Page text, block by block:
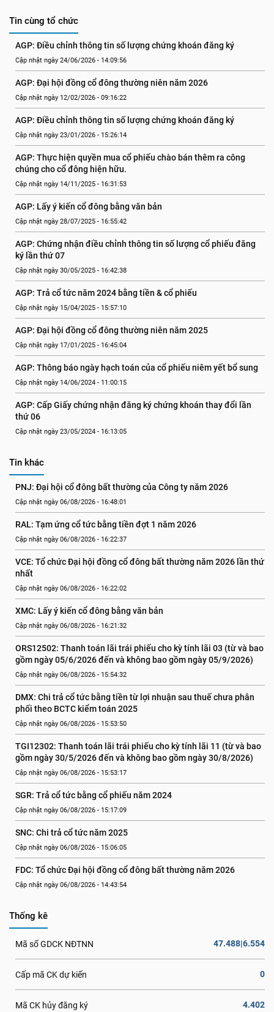
Tin cùng tổ chức
AGP: Điều chỉnh thông tin số lượng chứng khoán đăng ký
Cập nhật ngày 24/06/2026 - 14:09:56
AGP: Đại hội đồng cổ đông thường niên năm 2026
Cập nhật ngày 12/02/2026 - 09:16:22
AGP: Điều chỉnh thông tin số lượng chứng khoán đăng ký
Cập nhật ngày 23/01/2026 - 15:26:14
AGP: Thực hiện quyền mua cổ phiếu chào bán thêm ra công
chúng cho cổ đông hiện hữu.
Cập nhật ngày 14/11/2025 - 16:31:53
AGP: Lấy ý kiến cổ đông bằng văn bản
Cập nhật ngày 28/07/2025 - 16:55:42
AGP: Chứng nhận điều chỉnh thông tin số lượng cổ phiếu đăng
ký lần thứ 07
Cập nhật ngày 30/05/2025 - 16:42:38
AGP: Trả cổ tức năm 2024 bằng tiền & cổ phiếu
Cập nhật ngày 15/04/2025 - 15:57:10
AGP: Đại hội đồng cổ đông thường niên năm 2025
Cập nhật ngày 17/01/2025 - 16:45:04
AGP: Thông báo ngày hạch toán của cổ phiếu niêm yết bổ sung
Cập nhật ngày 14/06/2024 - 11:00:15
AGP: Cấp Giấy chứng nhận đăng ký chứng khoán thay đổi lần
thứ 06
Cập nhật ngày 23/05/2024 - 16:13:05
Tin khác
PNJ: Đại hội cổ đông bất thường của Công ty năm 2026
Cập nhật ngày 06/08/2026 - 16:48:01
RAL: Tạm ứng cổ tức bằng tiền đợt 1 năm 2026
Cập nhật ngày 06/08/2026 - 16:22:37
VCE: Tổ chức Đại hội đồng cổ đông bất thường năm 2026 lần thứ
nhất
Cập nhật ngày 06/08/2026 - 16:22:02
XMC: Lấy ý kiến cổ đông bằng văn bản
Cập nhật ngày 06/08/2026 - 16:21:32
ORS12502: Thanh toán lãi trái phiếu cho kỳ tính lãi 03 (từ và bao
gồm ngày 05/6/2026 đến và không bao gồm ngày 05/9/2026)
Cập nhật ngày 06/08/2026 - 15:54:32
DMX: Chi trả cổ tức bằng tiền từ lợi nhuận sau thuế chưa phân
phối theo BCTC kiểm toán 2025
Cập nhật ngày 06/08/2026 - 15:53:50
TGI12302: Thanh toán lãi trái phiếu cho kỳ tính lãi 11 (từ và bao
gồm ngày 30/5/2026 đến và không bao gồm ngày 30/8/2026)
Cập nhật ngày 06/08/2026 - 15:53:17
SGR: Trả cổ tức bằng cổ phiếu năm 2024
Cập nhật ngày 06/08/2026 - 15:17:09
SNC: Chi trả cổ tức năm 2025
Cập nhật ngày 06/08/2026 - 15:06:05
FDC: Tổ chức Đại hội đồng cổ đông bất thường năm 2026
Cập nhật ngày 06/08/2026 - 14:43:54
Thống kê
Mã số GDCK NĐTNN 47.488|6.554
Cấp mã CK dự kiến 0
Mã CK hủy đăng ký 4.402